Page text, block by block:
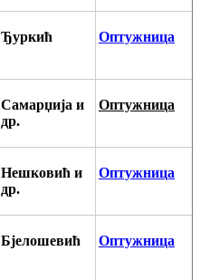
Ђуркић Оптужница
Самарџија и
др.
Оптужница
Нешковић и
др.
Оптужница
Бјелошевић Оптужница